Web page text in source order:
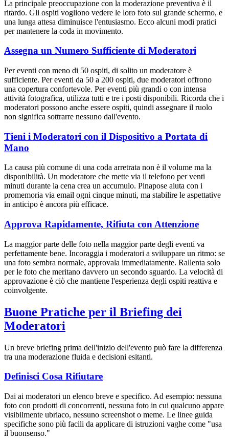
La principale preoccupazione con la moderazione preventiva è il
ritardo. Gli ospiti vogliono vedere le loro foto sul grande schermo, e
una lunga attesa diminuisce l'entusiasmo. Ecco alcuni modi pratici
per mantenere la coda in movimento.
Assegna un Numero Sufficiente di Moderatori
Per eventi con meno di 50 ospiti, di solito un moderatore è
sufficiente. Per eventi da 50 a 200 ospiti, due moderatori offrono
una copertura confortevole. Per eventi più grandi o con intensa
attività fotografica, utilizza tutti e tre i posti disponibili. Ricorda che i
moderatori possono anche essere ospiti, quindi assegnare il ruolo
non significa sottrarre nessuno dall'evento.
Tieni i Moderatori con il Dispositivo a Portata di
Mano
La causa più comune di una coda arretrata non è il volume ma la
disponibilità. Un moderatore che mette via il telefono per venti
minuti durante la cena crea un accumulo. Pinapose aiuta con i
promemoria via email ogni cinque minuti, ma stabilire le aspettative
in anticipo è ancora più efficace.
Approva Rapidamente, Rifiuta con Attenzione
La maggior parte delle foto nella maggior parte degli eventi va
perfettamente bene. Incoraggia i moderatori a sviluppare un ritmo: se
una foto sembra normale, approvala immediatamente. Rallenta solo
per le foto che meritano davvero un secondo sguardo. La velocità di
approvazione è ciò che mantiene l'esperienza degli ospiti reattiva e
coinvolgente.
Buone Pratiche per il Briefing dei
Moderatori
Un breve briefing prima dell'inizio dell'evento può fare la differenza
tra una moderazione fluida e decisioni esitanti.
Definisci Cosa Rifiutare
Dai ai moderatori un elenco breve e specifico. Ad esempio: nessuna
foto con prodotti di concorrenti, nessuna foto in cui qualcuno appare
visibilmente ubriaco, nessuno screenshot o meme. Le linee guida
specifiche sono più facili da applicare di istruzioni vaghe come "usa
il buonsenso."